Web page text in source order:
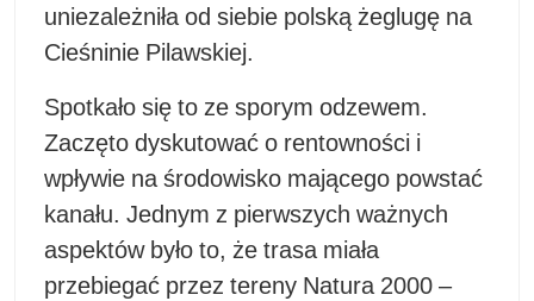
uniezależniła od siebie polską żeglugę na
Cieśninie Pilawskiej.
Spotkało się to ze sporym odzewem.
Zaczęto dyskutować o rentowności i
wpływie na środowisko mającego powstać
kanału. Jednym z pierwszych ważnych
aspektów było to, że trasa miała
przebiegać przez tereny Natura 2000 –